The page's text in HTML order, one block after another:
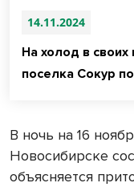
14.11.2024
На холод в
поселка Сокур
В ночь на 16
Новосибирске
объясняется